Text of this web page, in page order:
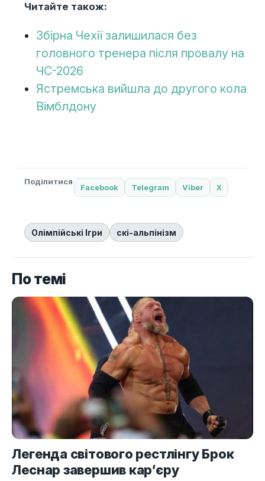
Читайте також:
Збірна Чехії залишилася без
головного тренера після провалу на
ЧС-2026
Ястремська вийшла до другого кола
Вімблдону
Поділитися
Facebook Telegram Viber X
Олімпійські Ігри скі-альпінізм
По темі
Легенда світового рестлінгу Брок
Леснар завершив кар’єру